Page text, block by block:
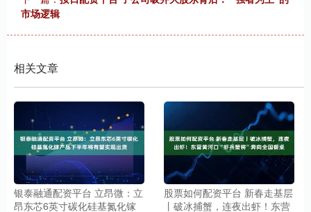
市场逻辑
相关文章
银泰融通配资平台 立昂微：立
昂东芯6英寸碳化硅基氮化镓
股票如何配资平台 新春走基层
丨破冰捕蟹，连夜出虾！东营